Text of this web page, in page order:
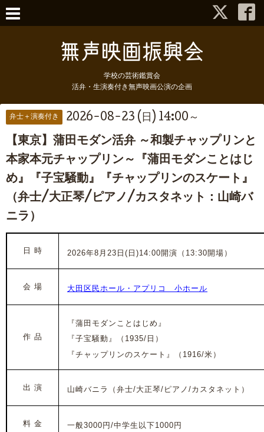
学校の芸術鑑賞会
活弁・生演奏付き無声映画公演の企画
弁士＋演奏付き 2026-08-23 (日) 14:00～
【東京】蒲田モダン活弁 ～和製チャップリンと
本家本元チャップリン～『蒲田モダンことはじ
め』『子宝騒動』『チャップリンのスケート』
（弁士/大正琴/ピアノ/カスタネット：山崎バ
ニラ）
日 時 2026年8月23日(日)14:00開演（13:30開場）
会 場 大田区民ホール・アプリコ 小ホール
作 品
『蒲田モダンことはじめ』
『子宝騒動』（1935/日）
『チャップリンのスケート』（1916/米）
出 演 山崎バニラ（弁士/大正琴/ピアノ/カスタネット）
料 金 一般3000円/中学生以下1000円